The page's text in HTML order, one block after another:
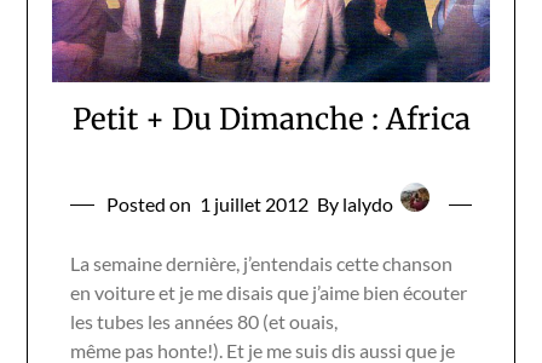
Petit + Du Dimanche : Africa
Posted on 1 juillet 2012 By lalydo
La semaine dernière, j’entendais cette chanson
en voiture et je me disais que j’aime bien écouter
les tubes les années 80 (et ouais,
même pas honte!). Et je me suis dis aussi que je